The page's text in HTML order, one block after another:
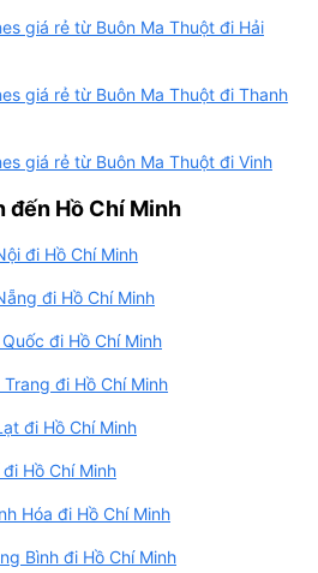
giá rẻ từ Buôn Ma Thuột đi Hải
giá rẻ từ Buôn Ma Thuột đi Thanh
giá rẻ từ Buôn Ma Thuột đi Vinh
đến Hồ Chí Minh
đi Hồ Chí Minh
đi Hồ Chí Minh
đi Hồ Chí Minh
đi Hồ Chí Minh
đi Hồ Chí Minh
Hồ Chí Minh
Hóa đi Hồ Chí Minh
Bình đi Hồ Chí Minh